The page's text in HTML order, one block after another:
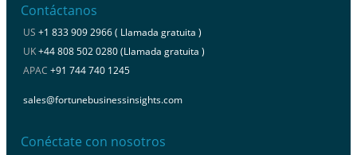
Contáctanos
US +1 833 909 2966 ( Llamada gratuita )
UK+44 808 502 0280 (Llamada gratuita )
APAC +91 744 740 1245
sales@fortunebusinessinsights.com
Conéctate con nosotros